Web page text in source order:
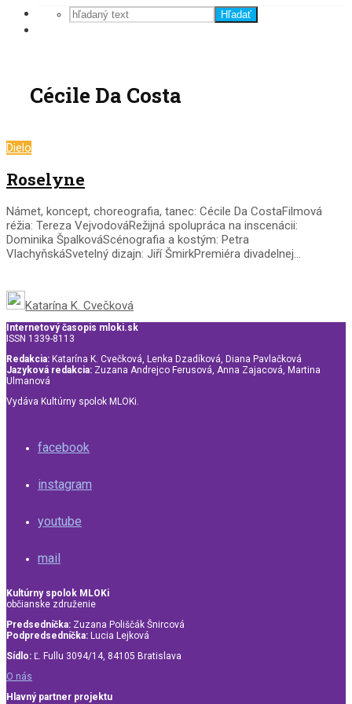
Hľadať
Cécile Da Costa
Dielo
Roselyne
Námet, koncept, choreografia, tanec: Cécile Da CostaFilmová
réžia: Tereza VejvodováRežijná spolupráca na inscenácii:
Dominika ŠpalkováScénografia a kostým: Petra
VlachyňskáSvetelný dizajn: Jiří ŠmirkPremiéra divadelnej...
Katarína K. Cvečková
Internetový časopis mloki.sk
ISSN 1339-8113
Redakcia: Katarína K. Cvečková, Lenka Dzadíková, Diana Pavlačková
Jazyková redakcia: Zuzana Andrejco Ferusová, Anna Zajacová, Martina
Ulmanová
Vydáva Kultúrny spolok MLOKi.
facebook
instagram
youtube
mail
Kultúrny spolok MLOKi
občianske združenie
Predsedníčka: Zuzana Poliščák Šnircová
Podpredsedníčka: Lucia Lejková
Sídlo: Ľ. Fullu 3094/14, 84105 Bratislava
O nás
Hlavný partner projektu